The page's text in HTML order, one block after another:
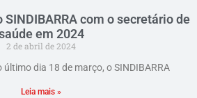
com o secretário de
em 2024
2 de abril de 2024
último dia 18 de março, o SINDIBARRA
Leia mais »